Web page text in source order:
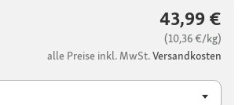
43,99 €
(10,36 €/kg)
alle Preise inkl. MwSt.Versandkosten